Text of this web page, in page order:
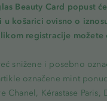
Beauty Card popust
u košarici ovisno o
registracije možete
snižene i posebno
označene mint
Chanel, Kérastase Paris,